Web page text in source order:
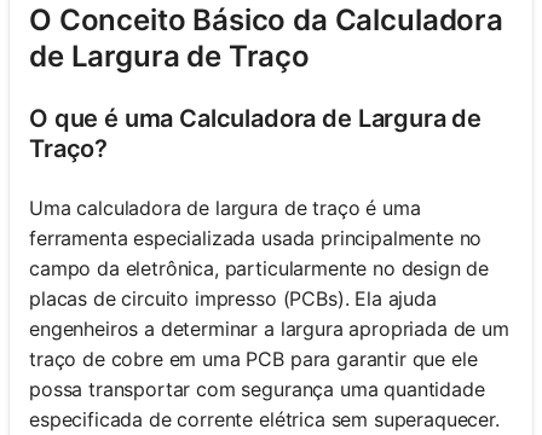
O Conceito Básico da Calculadora
de Largura de Traço
O que é uma Calculadora de Largura de
Traço?
Uma calculadora de largura de traço é uma
ferramenta especializada usada principalmente no
campo da eletrônica, particularmente no design de
placas de circuito impresso (PCBs). Ela ajuda
engenheiros a determinar a largura apropriada de um
traço de cobre em uma PCB para garantir que ele
possa transportar com segurança uma quantidade
especificada de corrente elétrica sem superaquecer.